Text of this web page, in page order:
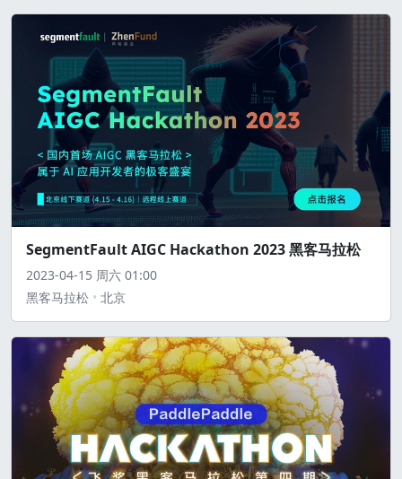
SegmentFault AIGC Hackathon 2023 黑客马拉松
2023-04-15 周六 01:00
黑客马拉松
北京